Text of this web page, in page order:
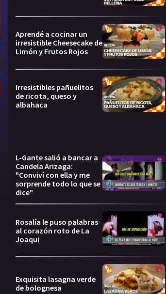
Aprendé a cocinar un
irresistible Cheesecake de
Limón y Frutos Rojos
Irresistibles pañuelitos
de ricota, queso y
albahaca
L-Gante salió a bancar a
Candela Arizaga:
"Conviví con ella y me
sorprende todo lo que se
dice"
Rosalía le puso palabras
al corazón roto de La
Joaqui
Exquisita lasagna verde
de bolognesa